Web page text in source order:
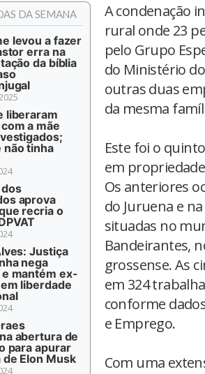
DA SEMANA
levou a fazer
erra na
da bíblia
liberaram
a mãe
não tinha
aprova
recria o
Justiça
nega
mantém ex-
liberdade
abertura de
para apurar
Elon Musk
A condenação
rural onde 23
pelo Grupo
do Ministério
outras duas
da mesma
Este foi o
em
Os anteriores
do Juruena e
situadas no
Bandeirantes,
grossense. As
em 324
conforme
e Emprego.
Com uma